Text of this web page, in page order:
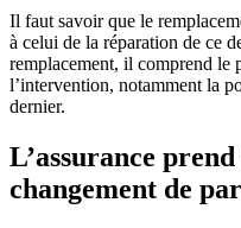
Il faut savoir que le
à celui de la réparation de ce
remplacement, il comprend le
l’intervention, notamment la
dernier.
L’assurance
changement de